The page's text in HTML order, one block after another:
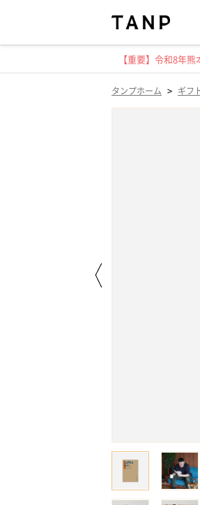
【重要】令和8年
タンプホーム > ギフ